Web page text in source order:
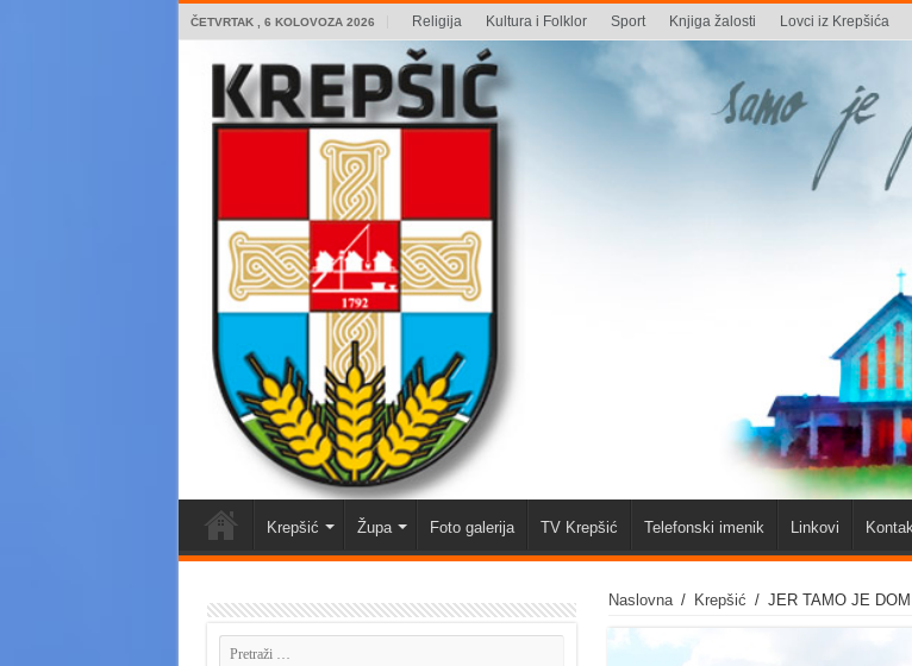
ČETVRTAK , 6 KOLOVOZA 2026 Religija Kultura i Folklor Sport Knjiga žalosti Lovci iz Krepšića
Krepšić Župa Foto galerija TV Krepšić Telefonski imenik Linkovi
Naslovna / Krepšić / JER TAMO JE